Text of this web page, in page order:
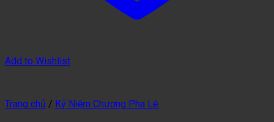
Add to Wishlist
Trang chủ / Kỷ Niệm Chương Pha Lê